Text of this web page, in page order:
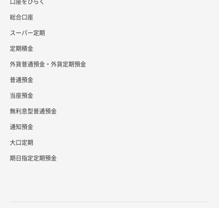
総合口座
スーパー定期
定期積金
外貨普通預金・外貨定期預金
普通預金
当座預金
無利息型普通預金
通知預金
大口定期
期日指定定期預金